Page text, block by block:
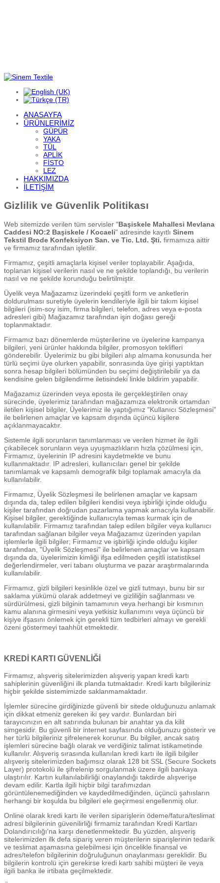
ANASAYFA
ÜRÜNLERİMİZ
GÜPÜR
YAKA
TÜL
APLİK
FİSTO
LEZ
HAKKIMIZDA
İLETİŞİM
Gizlilik ve Güvenlik Politikası
Web sitemizde verilen tüm servisler "Başiskele Mahallesi Mevlana
Caddesi NO:2 Başiskele / Kocaeli" adresinde kayıtlı Sinem
Tekstil Brode Konfeksiyon San. ve Tic. Ltd. Şti. firmamıza aittir
ve firmamız tarafından işletilir.
Firmamız, çeşitli amaçlarla kişisel veriler toplayabilir. Aşağıda,
toplanan kişisel verilerin nasıl ve ne şekilde toplandığı, bu verilerin
nasıl ve ne şekilde korunduğu belirtilmiştir.
Üyelik veya Mağazamız üzerindeki çeşitli form ve anketlerin
doldurulması suretiyle üyelerin kendileriyle ilgili bir takım kişisel
bilgileri (isim-soy isim, firma bilgileri, telefon, adres veya e-posta
adresleri gibi) Mağazamız tarafından işin doğası gereği
toplanmaktadır.
Firmamız bazı dönemlerde müşterilerine ve üyelerine kampanya
bilgileri, yeni ürünler hakkında bilgiler, promosyon teklifleri
gönderebilir. Üyelerimiz bu gibi bilgileri alıp almama konusunda her
türlü seçimi üye olurken yapabilir, sonrasında üye girişi yaptıktan
sonra hesap bilgileri bölümünden bu seçimi değiştirilebilir ya da
kendisine gelen bilgilendirme iletisindeki linkle bildirim yapabilir.
Mağazamız üzerinden veya eposta ile gerçekleştirilen onay
sürecinde, üyelerimiz tarafından mağazamıza elektronik ortamdan
iletilen kişisel bilgiler, Üyelerimiz ile yaptığımız "Kullanıcı Sözleşmesi"
ile belirlenen amaçlar ve kapsam dışında üçüncü kişilere
açıklanmayacaktır.
Sistemle ilgili sorunların tanımlanması ve verilen hizmet ile ilgili
çıkabilecek sorunların veya uyuşmazlıkların hızla çözülmesi için,
Firmamız, üyelerinin IP adresini kaydetmekte ve bunu
kullanmaktadır. IP adresleri, kullanıcıları genel bir şekilde
tanımlamak ve kapsamlı demografik bilgi toplamak amacıyla da
kullanılabilir.
Firmamız, Üyelik Sözleşmesi ile belirlenen amaçlar ve kapsam
dışında da, talep edilen bilgileri kendisi veya işbirliği içinde olduğu
kişiler tarafından doğrudan pazarlama yapmak amacıyla kullanabilir.
Kişisel bilgiler, gerektiğinde kullanıcıyla temas kurmak için de
kullanılabilir. Firmamız tarafından talep edilen bilgiler veya kullanıcı
tarafından sağlanan bilgiler veya Mağazamız üzerinden yapılan
işlemlerle ilgili bilgiler; Firmamız ve işbirliği içinde olduğu kişiler
tarafından, "Üyelik Sözleşmesi" ile belirlenen amaçlar ve kapsam
dışında da, üyelerimizin kimliği ifşa edilmeden çeşitli istatistiksel
değerlendirmeler, veri tabanı oluşturma ve pazar araştırmalarında
kullanılabilir.
Firmamız, gizli bilgileri kesinlikle özel ve gizli tutmayı, bunu bir sır
saklama yükümü olarak addetmeyi ve gizliliğin sağlanması ve
sürdürülmesi, gizli bilginin tamamının veya herhangi bir kısmının
kamu alanına girmesini veya yetkisiz kullanımını veya üçüncü bir
kişiye ifşasını önlemek için gerekli tüm tedbirleri almayı ve gerekli
özeni göstermeyi taahhüt etmektedir.
KREDİ KARTI GÜVENLİĞİ
Firmamız, alışveriş sitelerimizden alışveriş yapan kredi kartı
sahiplerinin güvenliğini ilk planda tutmaktadır. Kredi kartı bilgileriniz
hiçbir şekilde sistemimizde saklanmamaktadır.
İşlemler sürecine girdiğinizde güvenli bir sitede olduğunuzu anlamak
için dikkat etmeniz gereken iki şey vardır. Bunlardan biri
tarayıcınızın en alt satırında bulunan bir anahtar ya da kilit
simgesidir. Bu güvenli bir internet sayfasında olduğunuzu gösterir ve
her türlü bilgileriniz şifrelenerek korunur. Bu bilgiler, ancak satış
işlemleri sürecine bağlı olarak ve verdiğiniz talimat istikametinde
kullanılır. Alışveriş sırasında kullanılan kredi kartı ile ilgili bilgiler
alışveriş sitelerimizden bağımsız olarak 128 bit SSL (Secure Sockets
Layer) protokolü ile şifrelenip sorgulanmak üzere ilgili bankaya
ulaştırılır. Kartın kullanılabilirliği onaylandığı takdirde alışverişe
devam edilir. Kartla ilgili hiçbir bilgi tarafımızdan
görüntülenemediğinden ve kaydedilmediğinden, üçüncü şahısların
herhangi bir koşulda bu bilgileri ele geçirmesi engellenmiş olur.
Online olarak kredi kartı ile verilen siparişlerin ödeme/fatura/teslimat
adresi bilgilerinin güvenilirliği firmamiz tarafından Kredi Kartları
Dolandırıcılığı'na karşı denetlenmektedir. Bu yüzden, alışveriş
sitelerimizden ilk defa sipariş veren müşterilerin siparişlerinin tedarik
ve teslimat aşamasına gelebilmesi için öncelikle finansal ve
adres/telefon bilgilerinin doğruluğunun onaylanması gereklidir. Bu
bilgilerin kontrolü için gerekirse kredi kartı sahibi müşteri ile veya
ilgili banka ile irtibata geçilmektedir.